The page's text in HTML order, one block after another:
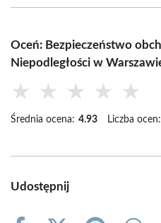
Oceń: Bezpieczeństwo
Niepodległości w
★ ★ ★ ★ ★
Średnia ocena: 4.93 Liczba ocen:
Udostępnij